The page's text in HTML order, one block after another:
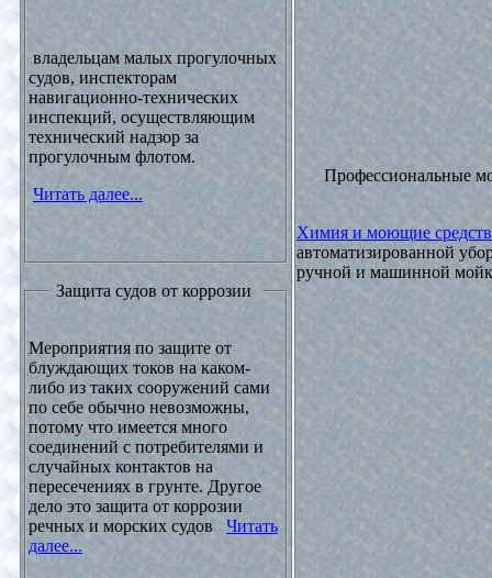
владельцам малых прогулочных
судов, инспекторам
навигационно-технических
инспекций, осуществляющим
технический надзор за
прогулочным флотом.
Читать далее...
Защита судов от коррозии
Мероприятия по защите от
блуждающих токов на каком-
либо из таких сооружений сами
по себе обычно невозможны,
потому что имеется много
соединений с потребителями и
случайных контактов на
пересечениях в грунте. Другое
дело это защита от коррозии
речных и морских судов Читать
далее...
Профессиональные
Химия и моющие
автоматизированной
ручной и машинной